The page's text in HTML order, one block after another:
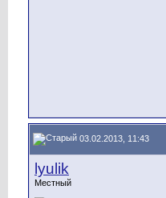
03.02.2013, 11:43
lyulik
Местный